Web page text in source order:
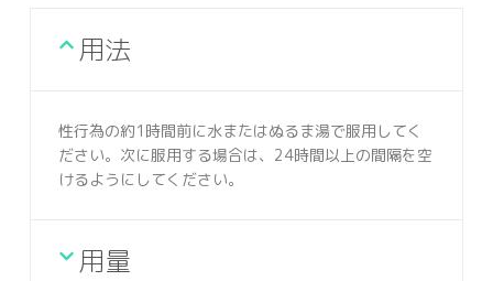
用法
性行為の約1時間前に水またはぬるま湯で服用してく
ださい。次に服用する場合は、24時間以上の間隔を空
けるようにしてください。
用量